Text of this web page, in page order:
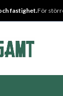
fastighet.För